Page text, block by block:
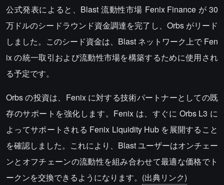
公式発表によると、Blast 流動性市場 Fenix Finance が 30
万ドルのシードラウンド資金調達を完了し、Orbs がリード
しました。このシード資金は、Blast ネットワーク上で Fen
ix の統一取引および流動性市場を構築するために使用され
る予定です。
Orbs の投資は、Fenix に対する技術パートナーとしての既
存のサポートを強化します。Fenix は、すぐに Orbs L3 に
よってサポートされる Fenix Liquidity Hub を展開すること
を確認しました。これにより、Blast ユーザーはオンチェー
ンとオフチェーンの流動性を組み合わせて最適な価格でト
ークンを交換できるようになります。 (出典リンク)